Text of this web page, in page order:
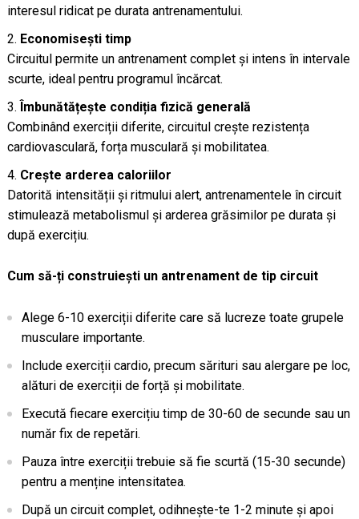
interesul ridicat pe durata antrenamentului.
Economisești timp
Circuitul permite un antrenament complet și intens în intervale
scurte, ideal pentru programul încărcat.
Îmbunătățește condiția fizică generală
Combinând exerciții diferite, circuitul crește rezistența
cardiovasculară, forța musculară și mobilitatea.
Crește arderea caloriilor
Datorită intensității și ritmului alert, antrenamentele în circuit
stimulează metabolismul și arderea grăsimilor pe durata și
după exercițiu.
Cum să-ți construiești un antrenament de tip circuit
Alege 6-10 exerciții diferite care să lucreze toate grupele
musculare importante.
Include exerciții cardio, precum sărituri sau alergare pe loc,
alături de exerciții de forță și mobilitate.
Execută fiecare exercițiu timp de 30-60 de secunde sau un
număr fix de repetări.
Pauza între exerciții trebuie să fie scurtă (15-30 secunde)
pentru a menține intensitatea.
După un circuit complet, odihnește-te 1-2 minute și apoi